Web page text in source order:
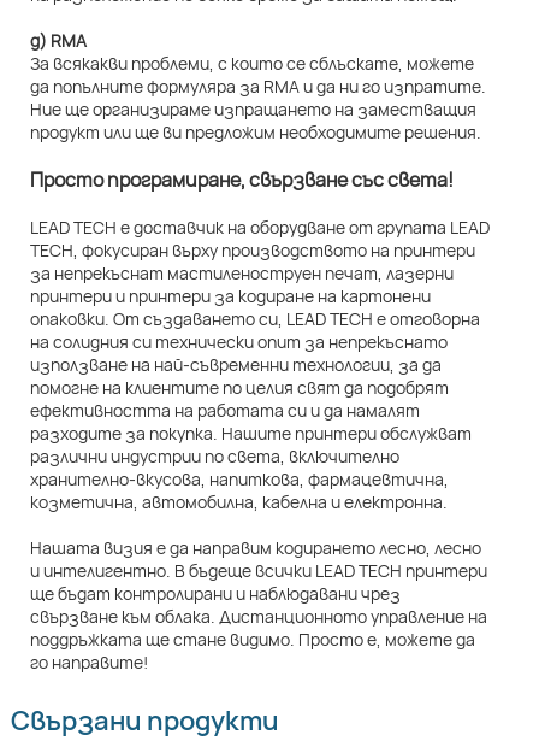
д) RMA
За всякакви проблеми, с които се сблъскате, можете
да попълните формуляра за RMA и да ни го изпратите.
Ние ще организираме изпращането на заместващия
продукт или ще ви предложим необходимите решения.
Просто програмиране, свързване със света!
LEAD TECH е доставчик на оборудване от групата LEAD
TECH, фокусиран върху производството на принтери
за непрекъснат мастиленоструен печат, лазерни
принтери и принтери за кодиране на картонени
опаковки. От създаването си, LEAD TECH е отговорна
на солидния си технически опит за непрекъснато
използване на най-съвременни технологии, за да
помогне на клиентите по целия свят да подобрят
ефективността на работата си и да намалят
разходите за покупка. Нашите принтери обслужват
различни индустрии по света, включително
хранително-вкусова, напиткова, фармацевтична,
козметична, автомобилна, кабелна и електронна.
Нашата визия е да направим кодирането лесно, лесно
и интелигентно. В бъдеще всички LEAD TECH принтери
ще бъдат контролирани и наблюдавани чрез
свързване към облака. Дистанционното управление на
поддръжката ще стане видимо. Просто е, можете да
го направите!
Свързани продукти